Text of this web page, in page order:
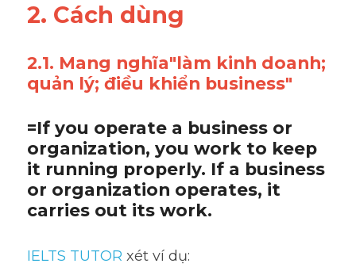
2. Cách dùng
2.1. Mang nghĩa"làm kinh doanh;
quản lý; điều khiển business"
=If you operate a business or
organization, you work to keep
it running properly. If a business
or organization operates, it
carries out its work.
IELTS TUTOR xét ví dụ: